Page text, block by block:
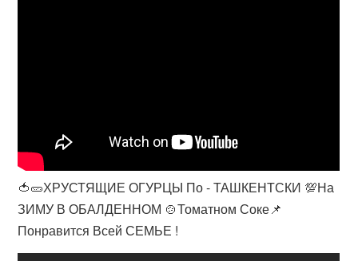
🍅🥒ХРУСТЯЩИЕ ОГУРЦЫ По - ТАШКЕНТСКИ 💯На
ЗИМУ В ОБАЛДЕННОМ 🍲Томатном Соке📌
Понравится Всей СЕМЬЕ !